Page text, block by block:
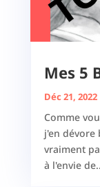
Mes 5
Déc 21, 2022
Comme
j'en dévore
vraiment
à l'envie